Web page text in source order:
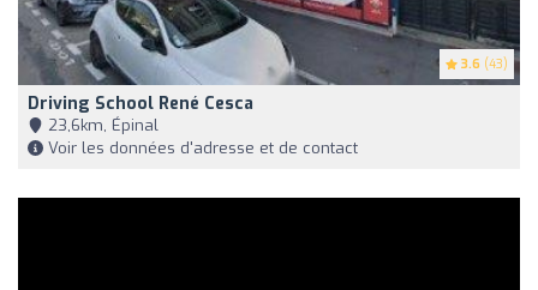
3.6 (43)
Driving School René Cesca
23,6km, Épinal
Voir les données d'adresse et de contact